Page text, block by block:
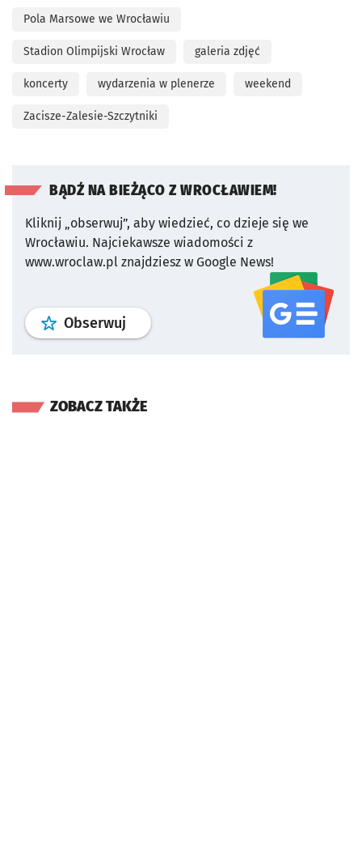
Pola Marsowe we Wrocławiu
Stadion Olimpijski Wrocław galeria zdjęć
koncerty wydarzenia w plenerze weekend
Zacisze-Zalesie-Szczytniki
BĄDŹ NA BIEŻĄCO Z WROCŁAWIEM!
Kliknij „obserwuj”, aby wiedzieć, co dzieje się we
Wrocławiu. Najciekawsze wiadomości z
www.wroclaw.pl znajdziesz w Google News!
Obserwuj profil serwisu
ZOBACZ TAKŻE